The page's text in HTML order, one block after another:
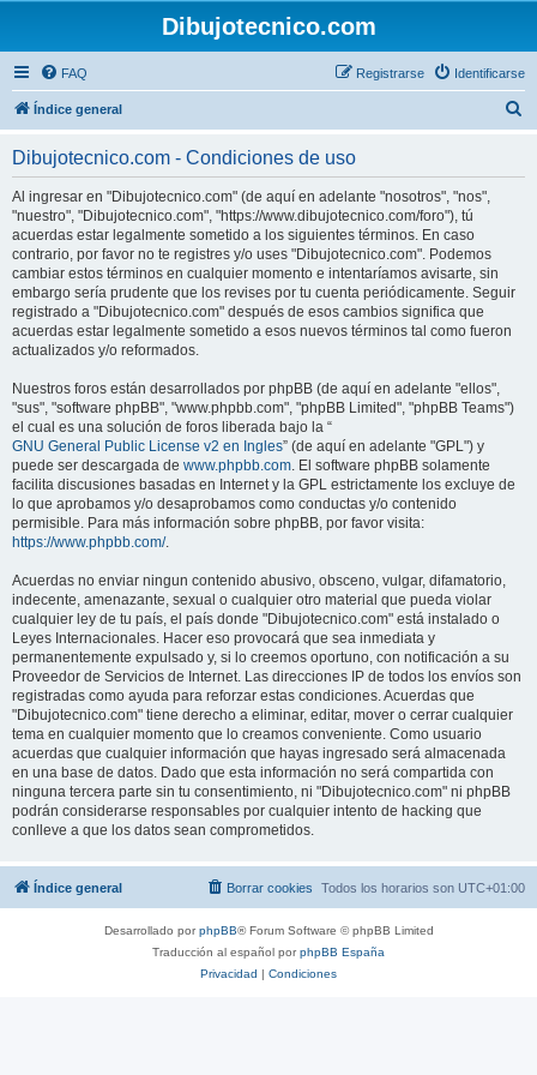
Dibujotecnico.com
FAQ Identificarse
Registrarse
Índice general
Dibujotecnico.com - Condiciones de uso
Al ingresar en "Dibujotecnico.com" (de aquí en adelante "nosotros", "nos",
"nuestro", "Dibujotecnico.com", "https://www.dibujotecnico.com/foro"), tú
acuerdas estar legalmente sometido a los siguientes términos. En caso
contrario, por favor no te registres y/o uses "Dibujotecnico.com". Podemos
cambiar estos términos en cualquier momento e intentaríamos avisarte, sin
embargo sería prudente que los revises por tu cuenta periódicamente. Seguir
registrado a "Dibujotecnico.com" después de esos cambios significa que
acuerdas estar legalmente sometido a esos nuevos términos tal como fueron
actualizados y/o reformados.
Nuestros foros están desarrollados por phpBB (de aquí en adelante "ellos",
"sus", "software phpBB", "www.phpbb.com", "phpBB Limited", "phpBB Teams")
el cual es una solución de foros liberada bajo la “
GNU General Public License v2 en Ingles” (de aquí en adelante "GPL") y
puede ser descargada de www.phpbb.com. El software phpBB solamente
facilita discusiones basadas en Internet y la GPL estrictamente los excluye de
lo que aprobamos y/o desaprobamos como conductas y/o contenido
permisible. Para más información sobre phpBB, por favor visita:
https://www.phpbb.com/.
Acuerdas no enviar ningun contenido abusivo, obsceno, vulgar, difamatorio,
indecente, amenazante, sexual o cualquier otro material que pueda violar
cualquier ley de tu país, el país donde "Dibujotecnico.com" está instalado o
Leyes Internacionales. Hacer eso provocará que sea inmediata y
permanentemente expulsado y, si lo creemos oportuno, con notificación a su
Proveedor de Servicios de Internet. Las direcciones IP de todos los envíos son
registradas como ayuda para reforzar estas condiciones. Acuerdas que
"Dibujotecnico.com" tiene derecho a eliminar, editar, mover o cerrar cualquier
tema en cualquier momento que lo creamos conveniente. Como usuario
acuerdas que cualquier información que hayas ingresado será almacenada
en una base de datos. Dado que esta información no será compartida con
ninguna tercera parte sin tu consentimiento, ni "Dibujotecnico.com" ni phpBB
podrán considerarse responsables por cualquier intento de hacking que
conlleve a que los datos sean comprometidos.
Índice general Todos los horarios son UTC+01:00
Borrar cookies
Desarrollado porphpBB® Forum Software © phpBB Limited
Traducción al español porphpBB España
Privacidad | Condiciones